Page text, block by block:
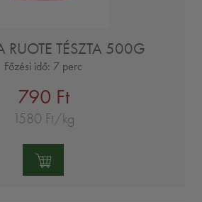
RUOTE TÉSZTA 500G
Főzési idő: 7 perc
790 Ft
1580 Ft/kg
Mennyiség: